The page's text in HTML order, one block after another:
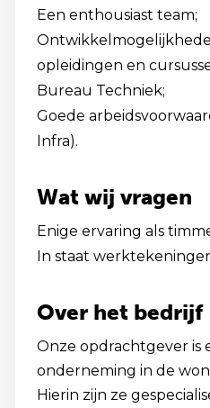
Een enthousiast team;
opleidingen en
Bureau Techniek;
Goede
Infra).
Wat wij vragen
Enige ervaring als
In staat
Over het bedrijf
Onze opdrachtgever is
onderneming in de
Hierin zijn ze